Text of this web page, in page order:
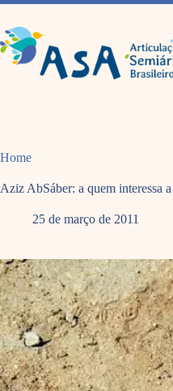
Pular
o
conteúdo
Home
Aziz AbSáber: a quem interessa
25 de março de 2011